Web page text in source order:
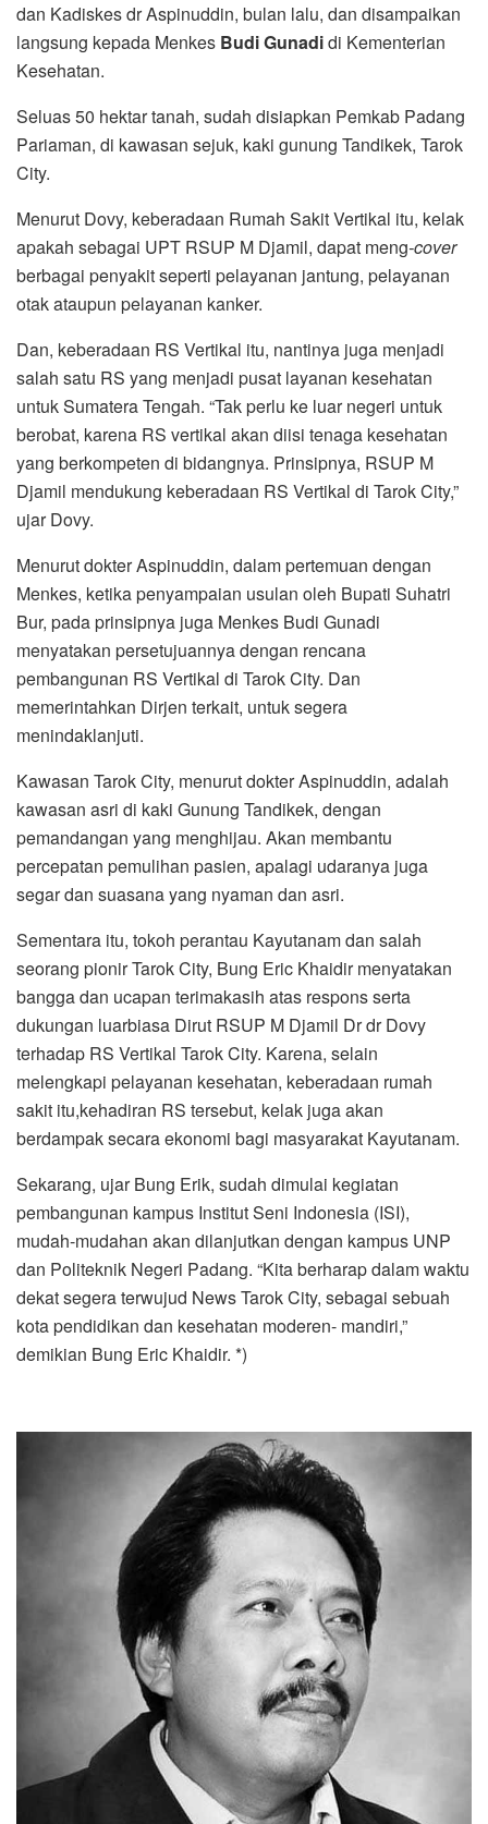
dan Kadiskes dr Aspinuddin, bulan lalu, dan disampaikan
langsung kepada Menkes Budi Gunadidi Kementerian
Kesehatan.
Seluas 50 hektar tanah, sudah disiapkan Pemkab Padang
Pariaman, di kawasan sejuk, kaki gunung Tandikek, Tarok
City.
Menurut Dovy, keberadaan Rumah Sakit Vertikal itu, kelak
apakah sebagai UPT RSUP M Djamil, dapat meng-cover
berbagai penyakit seperti pelayanan jantung, pelayanan
otak ataupun pelayanan kanker.
Dan, keberadaan RS Vertikal itu, nantinya juga menjadi
salah satu RS yang menjadi pusat layanan kesehatan
untuk Sumatera Tengah. “Tak perlu ke luar negeri untuk
berobat, karena RS vertikal akan diisi tenaga kesehatan
yang berkompeten di bidangnya. Prinsipnya, RSUP M
Djamil mendukung keberadaan RS Vertikal di Tarok City,”
ujar Dovy.
Menurut dokter Aspinuddin, dalam pertemuan dengan
Menkes, ketika penyampaian usulan oleh Bupati Suhatri
Bur, pada prinsipnya juga Menkes Budi Gunadi
menyatakan persetujuannya dengan rencana
pembangunan RS Vertikal di Tarok City. Dan
memerintahkan Dirjen terkait, untuk segera
menindaklanjuti.
Kawasan Tarok City, menurut dokter Aspinuddin, adalah
kawasan asri di kaki Gunung Tandikek, dengan
pemandangan yang menghijau. Akan membantu
percepatan pemulihan pasien, apalagi udaranya juga
segar dan suasana yang nyaman dan asri.
Sementara itu, tokoh perantau Kayutanam dan salah
seorang pionir Tarok City, Bung Eric Khaidir menyatakan
bangga dan ucapan terimakasih atas respons serta
dukungan luarbiasa Dirut RSUP M Djamil Dr dr Dovy
terhadap RS Vertikal Tarok City. Karena, selain
melengkapi pelayanan kesehatan, keberadaan rumah
sakit itu,kehadiran RS tersebut, kelak juga akan
berdampak secara ekonomi bagi masyarakat Kayutanam.
Sekarang, ujar Bung Erik, sudah dimulai kegiatan
pembangunan kampus Institut Seni Indonesia (ISI),
mudah-mudahan akan dilanjutkan dengan kampus UNP
dan Politeknik Negeri Padang. “Kita berharap dalam waktu
dekat segera terwujud News Tarok City, sebagai sebuah
kota pendidikan dan kesehatan moderen- mandiri,”
demikian Bung Eric Khaidir. *)